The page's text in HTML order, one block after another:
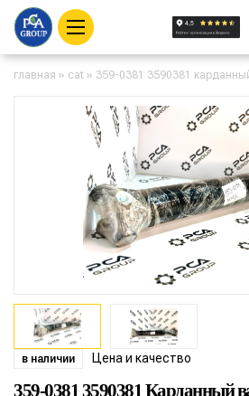
главная » cat » 359-0381 3590381
в наличии Цена и качество
359-0381 3590381 Карданный